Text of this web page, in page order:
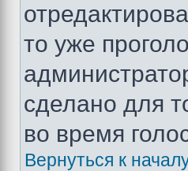
то уже
сделано для
во время
Вернуться к